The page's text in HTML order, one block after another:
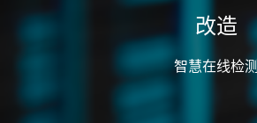
改造
智慧在线检测